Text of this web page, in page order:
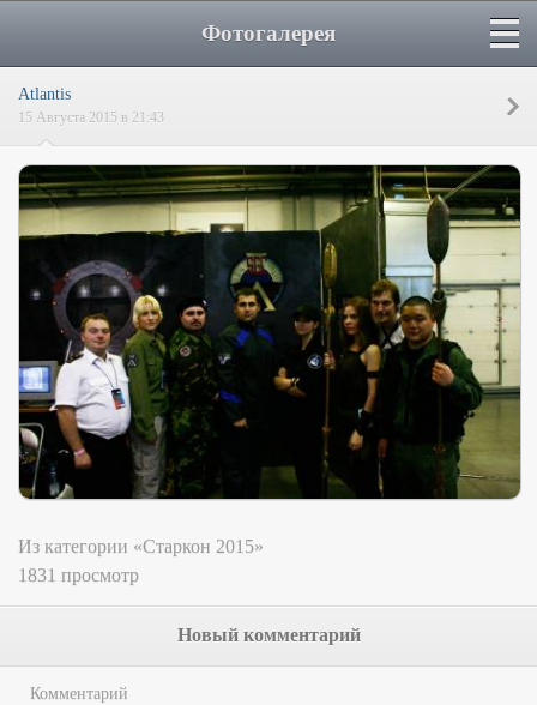
Фотогалерея
Atlantis
15 Августа 2015 в 21:43
Из категории «Старкон 2015»
1831 просмотр
Новый комментарий
Комментарий